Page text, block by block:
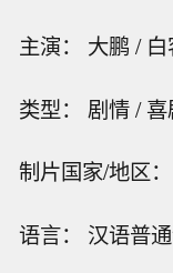
主演： 大鹏 /
类型： 剧情 /
制片国家/地区
语言： 汉语普